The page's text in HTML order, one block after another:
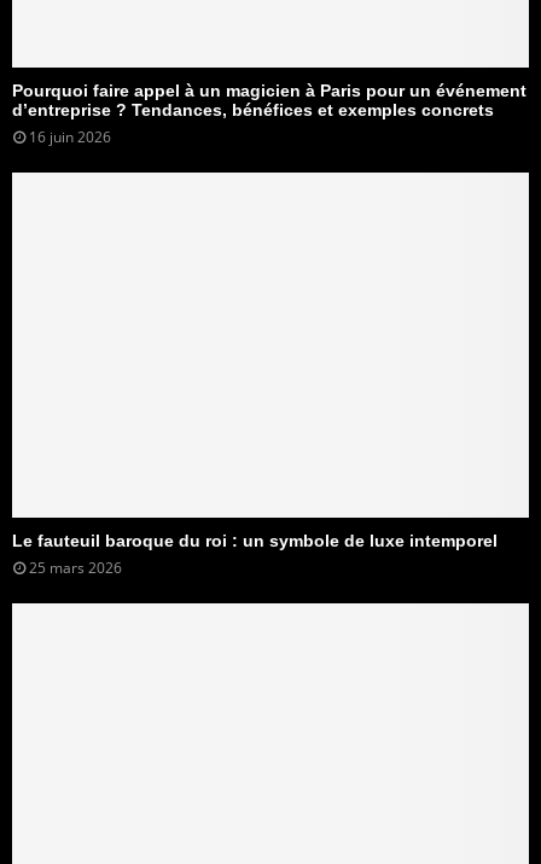
Pourquoi faire appel à un magicien à Paris pour un événement
d’entreprise ? Tendances, bénéfices et exemples concrets
16 juin 2026
Le fauteuil baroque du roi : un symbole de luxe intemporel
25 mars 2026